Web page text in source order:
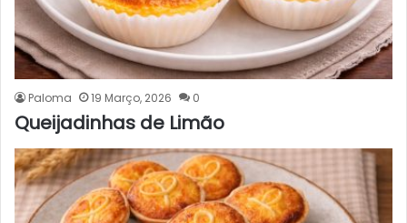
Paloma 19 Março, 2026 0
Queijadinhas de Limão